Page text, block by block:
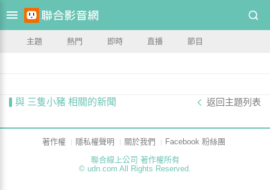
主題 熱門 即時 直播 節目
與 三隻小豬 相關的新聞 返回主題列表
著作權 隱私權聲明 關於我們
Facebook 粉絲團
聯合線上公司 著作權所有
© udn.com All Rights Reserved.